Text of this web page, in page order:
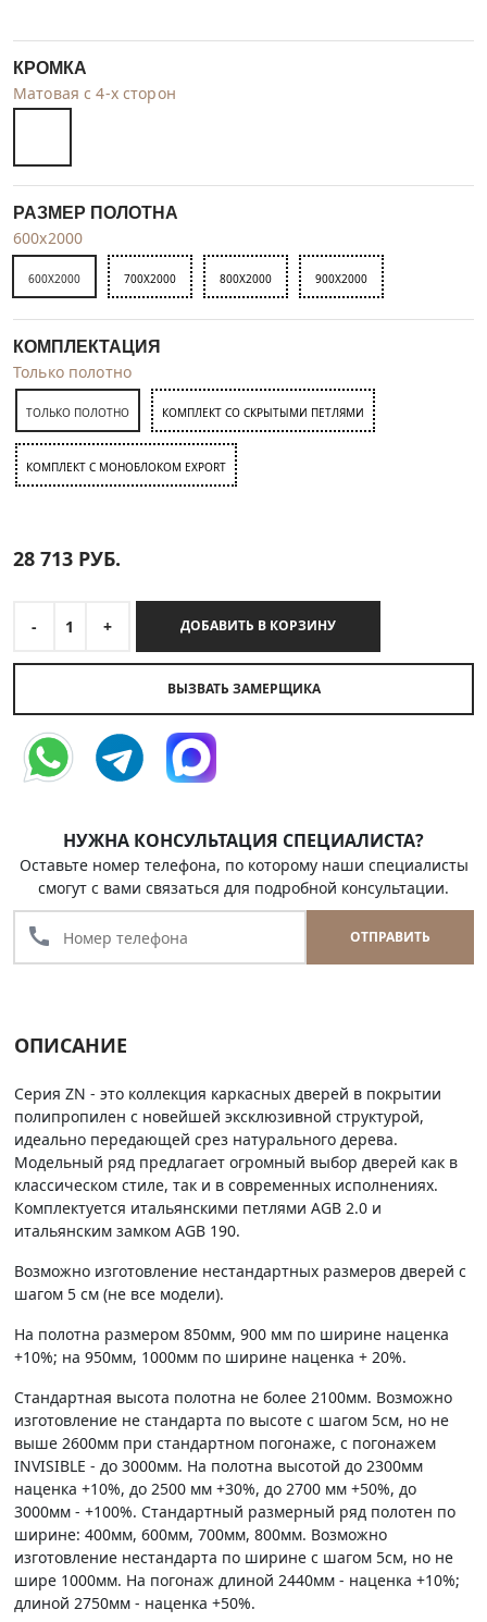
КРОМКА
Матовая с 4-х сторон
РАЗМЕР ПОЛОТНА
600x2000
600X2000 700X2000 800X2000 900X2000
КОМПЛЕКТАЦИЯ
Только полотно
ТОЛЬКО ПОЛОТНО КОМПЛЕКТ СО СКРЫТЫМИ ПЕТЛЯМИ
КОМПЛЕКТ C МОНОБЛОКОМ EXPORT
28 713 РУБ.
- 1 + ДОБАВИТЬ В КОРЗИНУ
ВЫЗВАТЬ ЗАМЕРЩИКА
НУЖНА КОНСУЛЬТАЦИЯ СПЕЦИАЛИСТА?
Оставьте номер телефона, по которому наши специалисты
смогут с вами связаться для подробной консультации.
call ОТПРАВИТЬ
ОПИСАНИЕ
Серия ZN - это коллекция каркасных дверей в покрытии
полипропилен с новейшей эксклюзивной структурой,
идеально передающей срез натурального дерева.
Модельный ряд предлагает огромный выбор дверей как в
классическом стиле, так и в современных исполнениях.
Комплектуется итальянскими петлями AGB 2.0 и
итальянским замком AGB 190.
Возможно изготовление нестандартных размеров дверей с
шагом 5 см (не все модели).
На полотна размером 850мм, 900 мм по ширине наценка
+10%; на 950мм, 1000мм по ширине наценка + 20%.
Стандартная высота полотна не более 2100мм. Возможно
изготовление не стандарта по высоте с шагом 5см, но не
выше 2600мм при стандартном погонаже, с погонажем
INVISIBLE - до 3000мм. На полотна высотой до 2300мм
наценка +10%, до 2500 мм +30%, до 2700 мм +50%, до
3000мм - +100%. Стандартный размерный ряд полотен по
ширине: 400мм, 600мм, 700мм, 800мм. Возможно
изготовление нестандарта по ширине с шагом 5см, но не
шире 1000мм. На погонаж длиной 2440мм - наценка +10%;
длиной 2750мм - наценка +50%.